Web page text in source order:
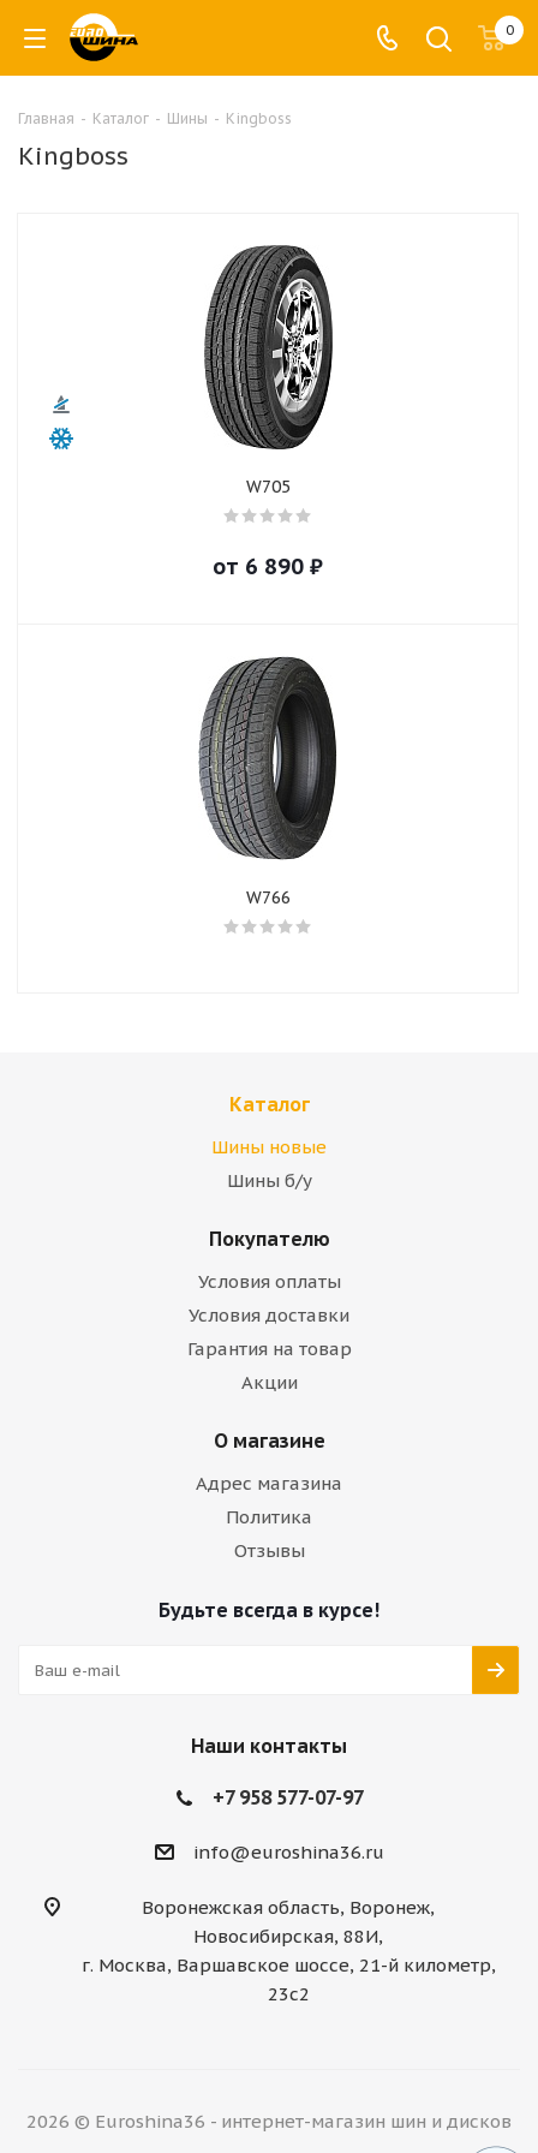
0
Главная - Каталог - Шины - Kingboss
Kingboss
W705
от 6 890 ₽
W766
Каталог
Шины новые
Шины б/у
Покупателю
Условия оплаты
Условия доставки
Гарантия на товар
Акции
О магазине
Адрес магазина
Политика
Отзывы
Будьте всегда в курсе!
Наши контакты
+7 958 577-07-97
info@euroshina36.ru
Воронежская область, Воронеж,
Новосибирская, 88И,
г. Москва, Варшавское шоссе, 21-й километр,
23с2
2026 © Euroshina36 - интернет-магазин шин и дисков